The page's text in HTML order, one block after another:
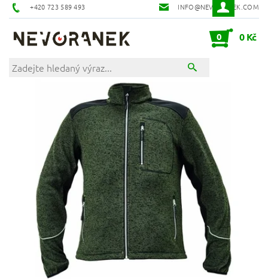
+420 723 589 493 INFO@NEVORANEK.COM
0 0 Kč